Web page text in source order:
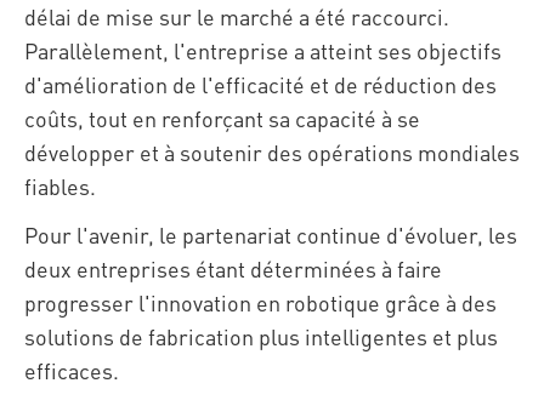
délai de mise sur le marché a été raccourci.
Parallèlement, l'entreprise a atteint ses objectifs
d'amélioration de l'efficacité et de réduction des
coûts, tout en renforçant sa capacité à se
développer et à soutenir des opérations mondiales
fiables.
Pour l'avenir, le partenariat continue d'évoluer, les
deux entreprises étant déterminées à faire
progresser l'innovation en robotique grâce à des
solutions de fabrication plus intelligentes et plus
efficaces.